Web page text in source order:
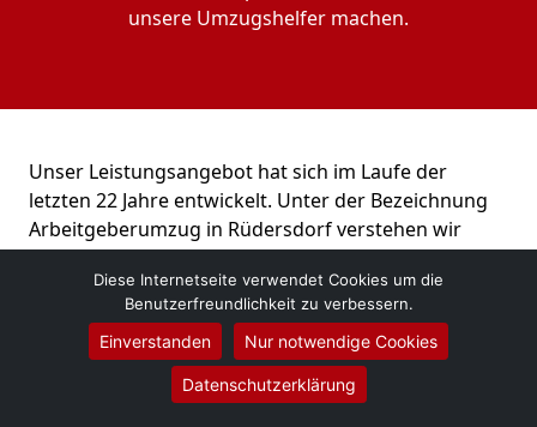
unsere Umzugshelfer machen.
Unser Leistungsangebot hat sich im Laufe der
letzten 22 Jahre entwickelt. Unter der Bezeichnung
Arbeitgeberumzug in Rüdersdorf verstehen wir
mehr, als nur Kisten schleppen. Kennst Du schon
unseren Full-Service? Hier übernehmen wir im
Vorfeld die komplette Abwicklung für Dich.
Kostenloses Angebot erhalten
Diese Internetseite verwendet Cookies um die
Benutzerfreundlichkeit zu verbessern.
Einverstanden Nur notwendige Cookies
Datenschutzerklärung